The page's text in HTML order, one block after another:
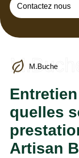
Contactez nous
M.Buche
M.Buche
quelles
Artisan